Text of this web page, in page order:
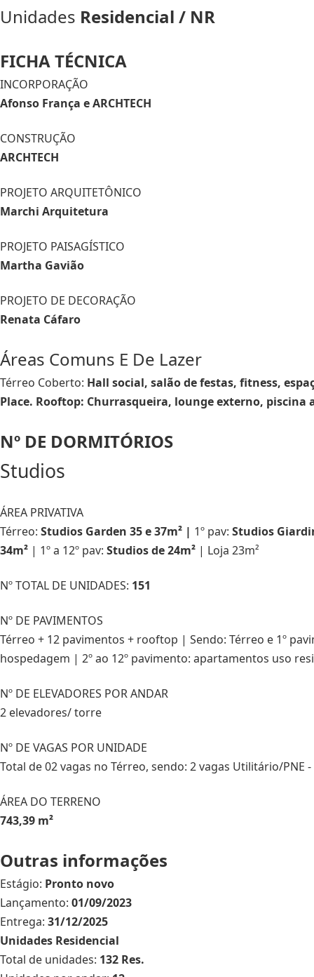
Unidades Residencial / NR
FICHA TÉCNICA
INCORPORAÇÃO
Afonso França e ARCHTECH
CONSTRUÇÃO
ARCHTECH
PROJETO ARQUITETÔNICO
Marchi Arquitetura
PROJETO PAISAGÍSTICO
Martha Gavião
PROJETO DE DECORAÇÃO
Renata Cáfaro
Áreas Comuns E De Lazer
Térreo Coberto: Hall social, salão de festas, fitness,
Place. Rooftop: Churrasqueira, lounge externo, piscina
Nº DE DORMITÓRIOS
Studios
ÁREA PRIVATIVA
Térreo: Studios Garden 35 e 37m² | 1º pav: Studios
34m² | 1º a 12º pav: Studios de 24m² | Loja 23m²
Nº TOTAL DE UNIDADES: 151
Nº DE PAVIMENTOS
Térreo + 12 pavimentos + rooftop | Sendo: Térreo e 1º
hospedagem | 2º ao 12º pavimento: apartamentos uso
Nº DE ELEVADORES POR ANDAR
2 elevadores/ torre
Nº DE VAGAS POR UNIDADE
Total de 02 vagas no Térreo, sendo: 2 vagas Utilitário/PNE
ÁREA DO TERRENO
743,39 m²
Outras informações
Estágio: Pronto novo
Lançamento: 01/09/2023
Entrega: 31/12/2025
Unidades Residencial
Total de unidades: 132 Res.